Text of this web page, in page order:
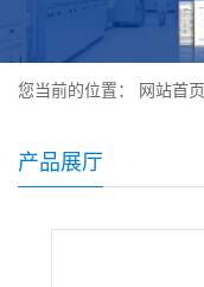
您当前的位置： 网站首页
产品展厅